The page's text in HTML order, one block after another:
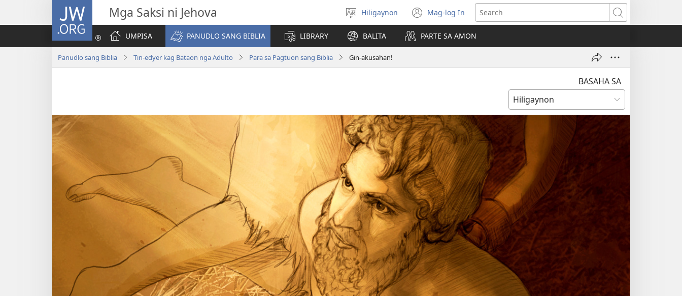
JW.ORG Mga Saksi ni Jehova
Magpili
sing
lenguahe
Hiligaynon Mag-log In
(opens
new
window)
Search
UMPISA
PANUDLO SANG BIBLIA LIBRARY BALITA PARTE SA AMON
Panudlo sang Biblia Tin-edyer kag Bataon nga Adulto Para sa Pagtuon sang Biblia Gin-akusahan!
BASAHA SA